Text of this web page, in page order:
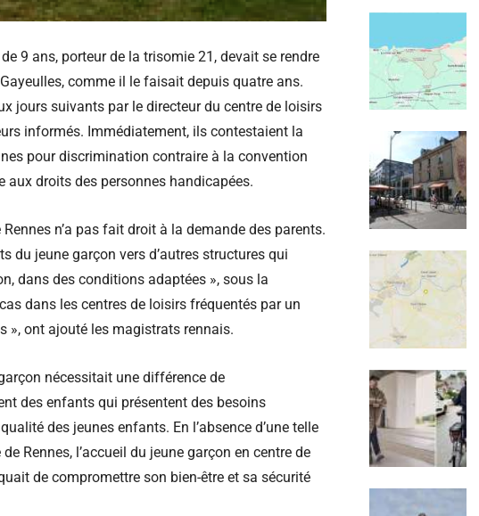
9 ans, porteur de la trisomie 21, devait se rendre
comme il le faisait depuis quatre ans.
jours suivants par le directeur du centre de loisirs
informés. Immédiatement, ils contestaient la
pour discrimination contraire à la convention
aux droits des personnes handicapées.
n’a pas fait droit à la demande des parents.
du jeune garçon vers d’autres structures qui
dans des conditions adaptées », sous la
dans les centres de loisirs fréquentés par un
», ont ajouté les magistrats rennais.
nécessitait une différence de
des enfants qui présentent des besoins
des jeunes enfants. En l’absence d’une telle
Rennes, l’accueil du jeune garçon en centre de
de compromettre son bien-être et sa sécurité